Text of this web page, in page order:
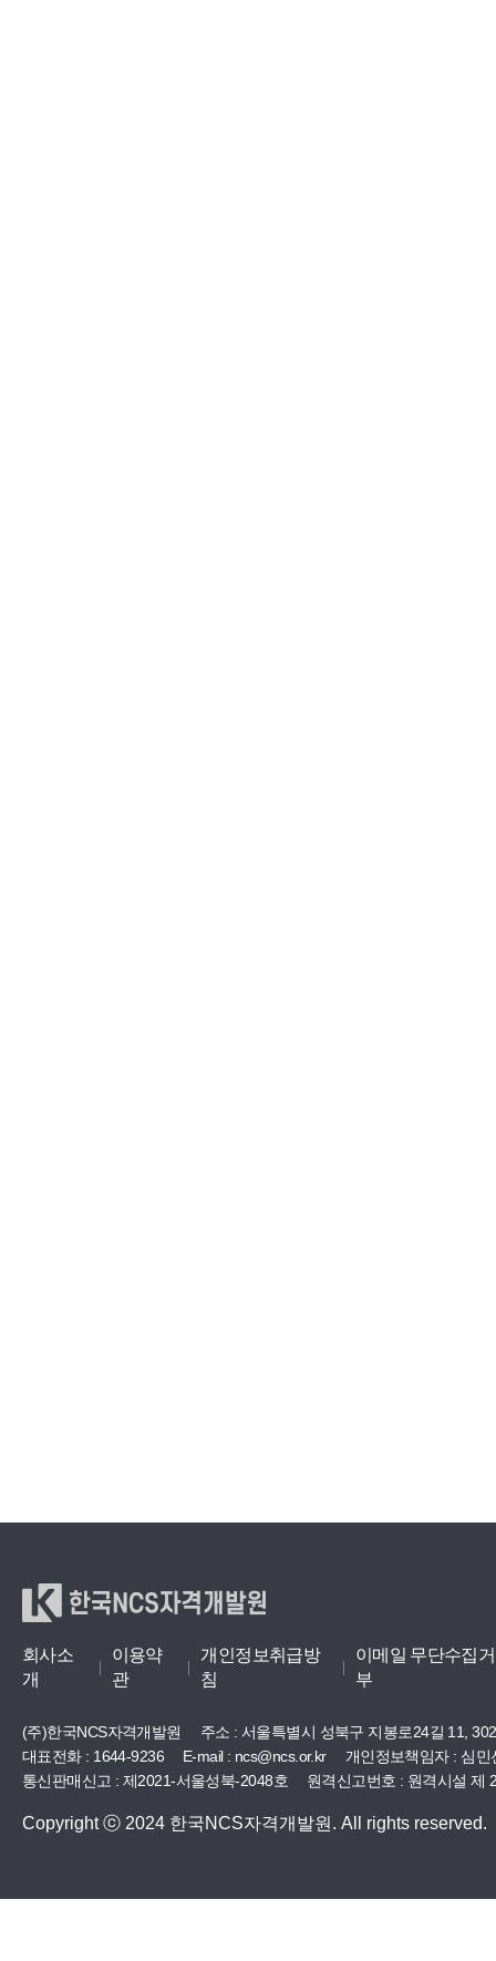
한국NCS자격개발원
회사소
개
이용약
관
개인정보취급방
침
이메일 무단수집거
부
(주)한국NCS자격개발원 주소 : 서울특별시 성북구 지봉로24길 11,
대표전화 : 1644-9236
E-mail : ncs@ncs.or.kr
개인정보책임자 : 심민
통신판매신고 : 제2021-서울성북-2048호
원격신고번호 : 원격시설 제
Copyright ⓒ 2024 한국NCS자격개발원. All rights reserved.